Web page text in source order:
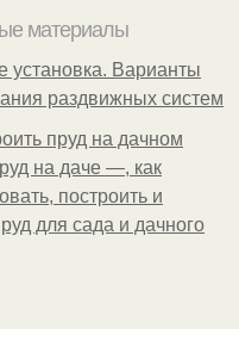
материалы
установка. Варианты
раздвижных систем
пруд на дачном
на даче —, как
построить и
для сада и дачного